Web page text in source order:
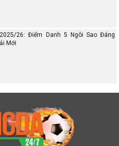
26: Điểm Danh 5 Ngôi Sao Đáng
Mới